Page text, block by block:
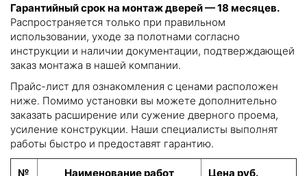
Гарантийный срок на монтаж дверей — 18 месяцев.
Распространяется только при правильном
использовании, уходе за полотнами согласно
инструкции и наличии документации, подтверждающей
заказ монтажа в нашей компании.
Прайс-лист для ознакомления с ценами расположен
ниже. Помимо установки вы можете дополнительно
заказать расширение или сужение дверного проема,
усиление конструкции. Наши специалисты выполнят
работы быстро и предоставят гарантию.
№ Наименование работ Цена руб.